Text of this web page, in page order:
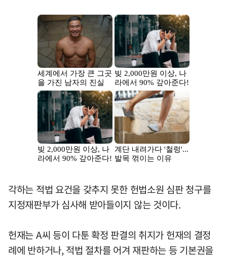
각하는 적법 요건을 갖추지 못한 헌법소원 심판 청구를
지정재판부가 심사해 받아들이지 않는 것이다.
헌재는 A씨 등이 다툰 확정 판결의 취지가 헌재의 결정
례에 반하거나, 적법 절차를 어겨 재판하는 등 기본권을